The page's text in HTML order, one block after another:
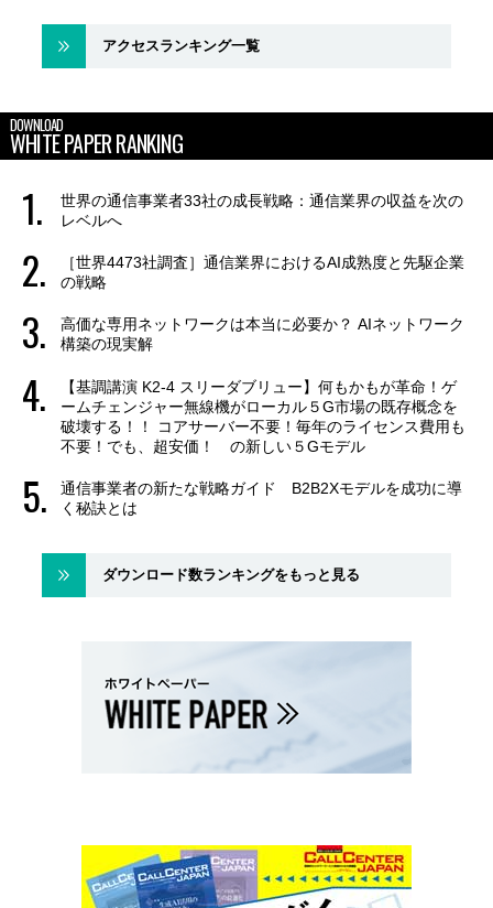
アクセスランキング一覧
DOWNLOAD
WHITE PAPER RANKING
世界の通信事業者33社の成長戦略：通信業界の収益を次の
レベルへ
［世界4473社調査］通信業界におけるAI成熟度と先駆企業
の戦略
高価な専用ネットワークは本当に必要か？ AIネットワーク
構築の現実解
【基調講演 K2-4 スリーダブリュー】何もかもが革命！ゲ
ームチェンジャー無線機がローカル５G市場の既存概念を
破壊する！！ コアサーバー不要！毎年のライセンス費用も
不要！でも、超安価！ の新しい５Gモデル
通信事業者の新たな戦略ガイド B2B2Xモデルを成功に導
く秘訣とは
ダウンロード数ランキングをもっと見る